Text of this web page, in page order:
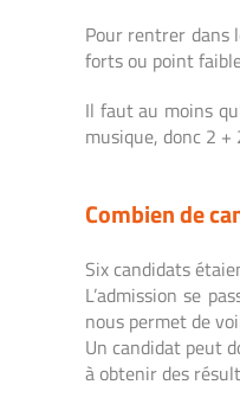
Pour rentrer dans
forts ou point
Il faut au moins
musique, donc 2
Combien de
Six candidats
L’admission se
nous permet de
Un candidat peut
à obtenir des